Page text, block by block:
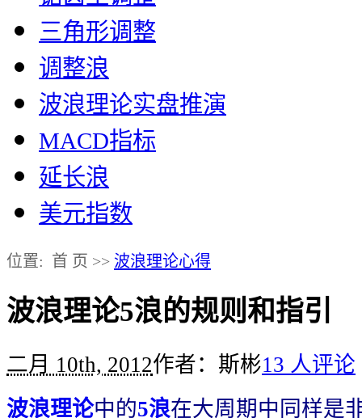
三角形调整
调整浪
波浪理论实盘推演
MACD指标
延长浪
美元指数
位置: 首 页 >> 波浪理论心得
波浪理论5浪的规则和指引
二月 10th, 2012作者：斯彬13 人评论
波浪理论中的5浪在大周期中同样是